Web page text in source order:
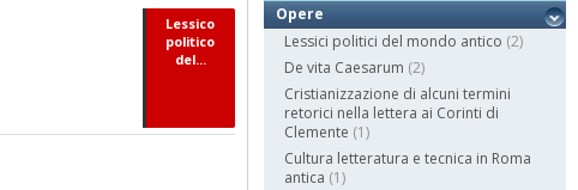
Lessico
politico
del...
Opere
Lessici politici del mondo antico (2)
De vita Caesarum (2)
Cristianizzazione di alcuni termini
retorici nella lettera ai Corinti di
Clemente (1)
Cultura letteratura e tecnica in Roma
antica (1)